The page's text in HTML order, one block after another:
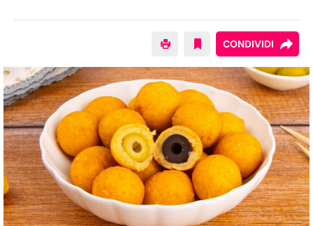
CONDIVIDI